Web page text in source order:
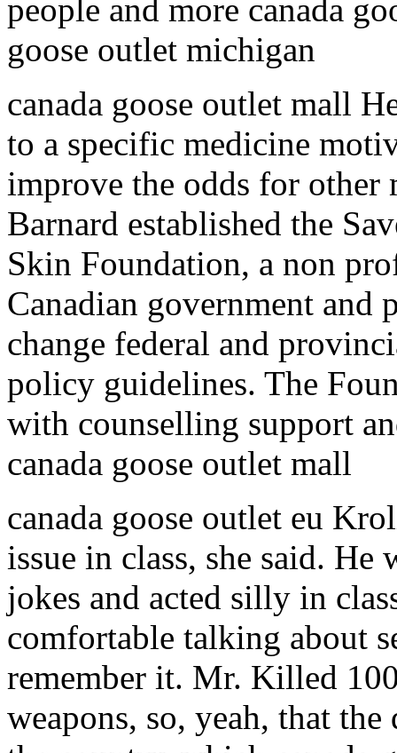
people and more canada
goose outlet michigan
canada goose outlet mall
to a specific medicine
improve the odds for other
Barnard established the
Skin Foundation, a non
Canadian government and
change federal and
policy guidelines. The
with counselling support
canada goose outlet mall
canada goose outlet eu
issue in class, she said.
jokes and acted silly in
comfortable talking about
remember it. Mr. Killed
weapons, so, yeah, that